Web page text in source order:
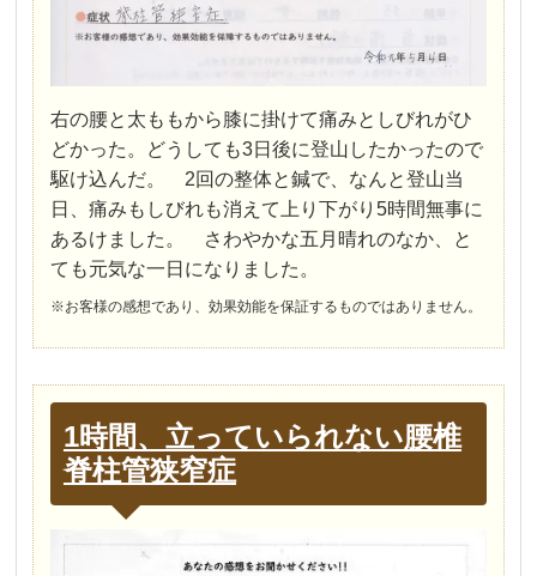
右の腰と太ももから膝に掛けて痛みとしびれがひ
どかった。どうしても3日後に登山したかったので
駆け込んだ。 2回の整体と鍼で、なんと登山当
日、痛みもしびれも消えて上り下がり5時間無事に
あるけました。 さわやかな五月晴れのなか、と
ても元気な一日になりました。
※お客様の感想であり、効果効能を保証するものではありません。
1時間、立っていられない腰椎
脊柱管狭窄症